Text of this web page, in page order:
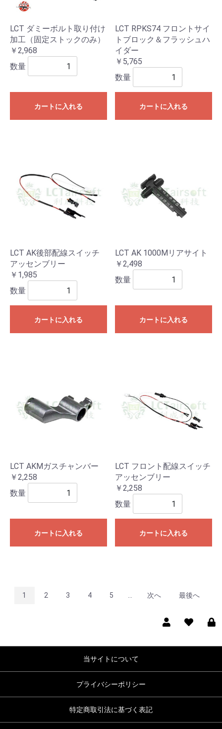
LCT ダミーボルト取り付け
加工（固定ストックのみ）
￥2,968
数量
カートに入れる
LCT RPKS74 フロントサイ
トブロック＆フラッシュハ
イダー
￥5,765
数量
カートに入れる
LCT AK後部配線スイッチ
アッセンブリー
￥1,985
数量
カートに入れる
LCT AK 1000Mリアサイト
￥2,498
数量
カートに入れる
LCT AKMガスチャンバー
￥2,258
数量
カートに入れる
LCT フロント配線スイッチ
アッセンブリー
￥2,258
数量
カートに入れる
1 2 3 4 5 次へ 最後へ
当サイトについて
プライバシーポリシー
特定商取引法に基づく表記